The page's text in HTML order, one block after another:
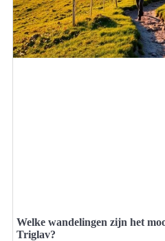
Welke wandelingen zijn het
Triglav?